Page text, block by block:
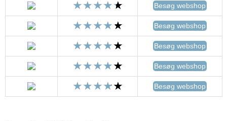
Besøg webshop
Besøg webshop
Besøg webshop
Besøg webshop
Besøg webshop